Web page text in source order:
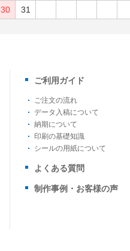
30
31
ご利用ガイド
ご注文の流れ
データ入稿について
納期について
印刷の基礎知識
シールの用紙について
よくある質問
制作事例・お客様の声